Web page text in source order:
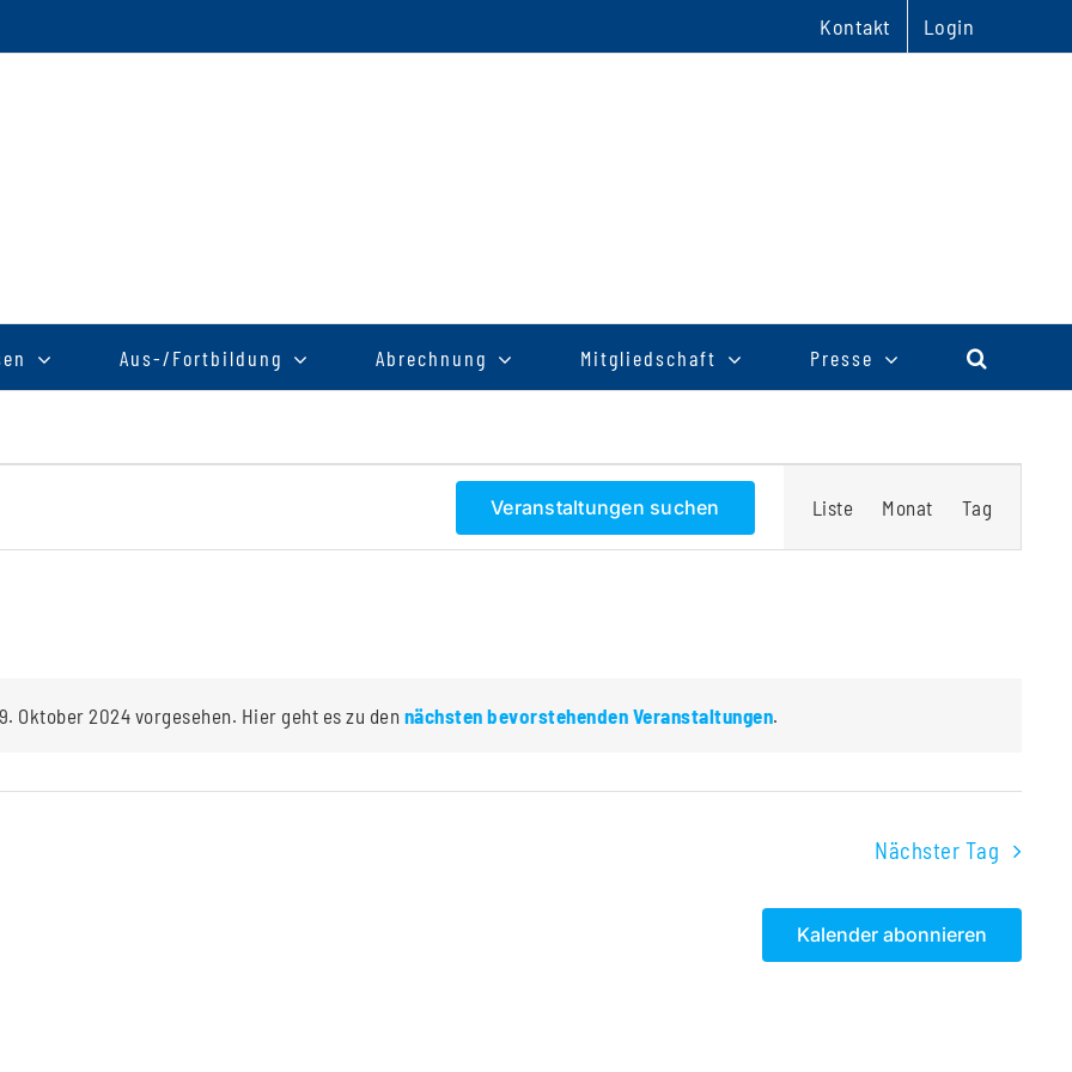
Kontakt Login
Aus-/Fortbildung Abrechnung Mitgliedschaft Presse
Hinweis
Oktober 2024 vorgesehen. Hier geht es zu den nächsten bevorstehenden Veranstaltungen.
Veranstaltungen suchen
Ansichten-
Liste Monat Tag
Nächster Tag
Kalender abonnieren